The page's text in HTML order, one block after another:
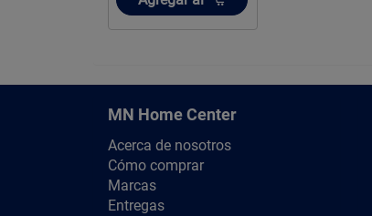
MN Home Center
Acerca de nosotros
Cómo comprar
Marcas
Entregas